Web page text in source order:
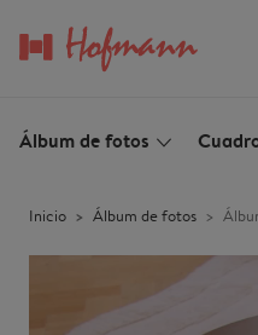
Álbum de fotos slim_arrow_down
Inicio Álbum de fotos